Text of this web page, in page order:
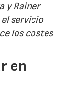
y Rainer
servicio
los costes
en